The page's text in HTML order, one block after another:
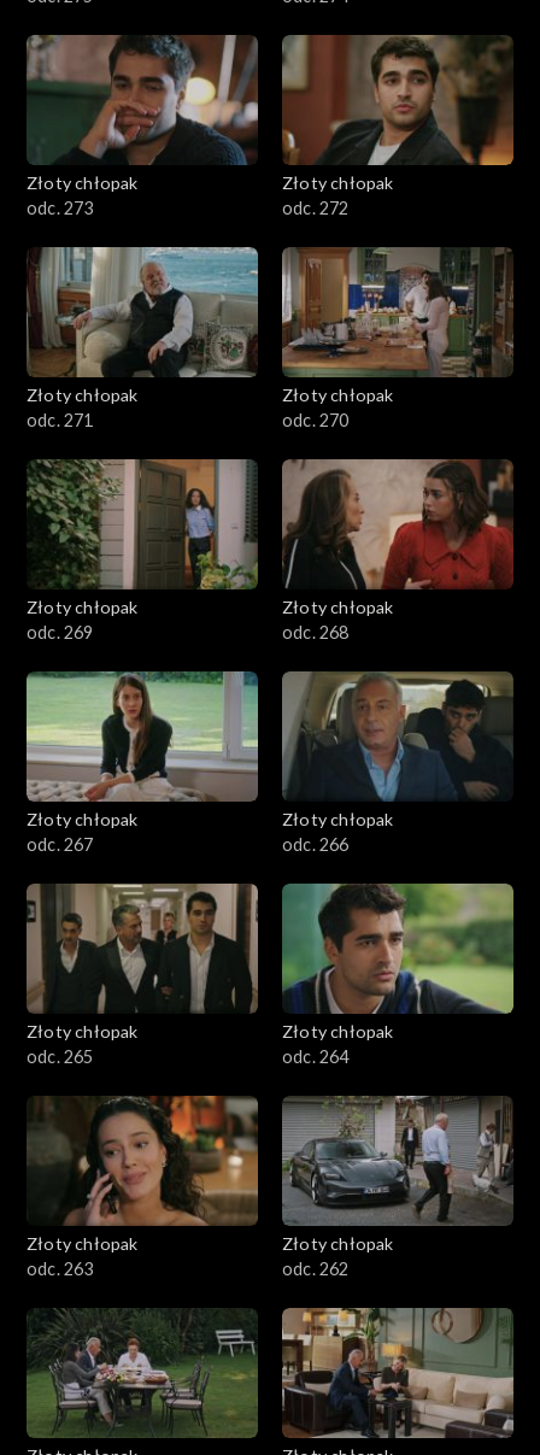
Złoty chłopak
odc. 273
Złoty chłopak
odc. 272
Złoty chłopak
odc. 271
Złoty chłopak
odc. 270
Złoty chłopak
odc. 269
Złoty chłopak
odc. 268
Złoty chłopak
odc. 267
Złoty chłopak
odc. 266
Złoty chłopak
odc. 265
Złoty chłopak
odc. 264
Złoty chłopak
odc. 263
Złoty chłopak
odc. 262